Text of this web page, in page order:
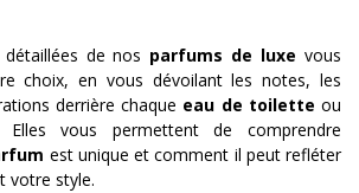
de nos parfums de luxe vous
choix, en vous dévoilant les notes, les
derrière chaque eau de toilette ou
Elles vous permettent de comprendre
est unique et comment il peut refléter
votre style.